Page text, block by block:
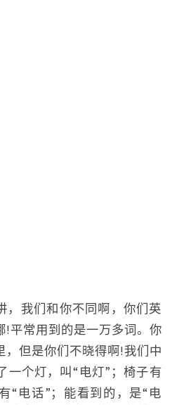
，我们和你不同啊，你们英
!平常用到的是一万多词。你
，但是你们不晓得啊!我们中
一个灯，叫“电灯”；椅子有
“电话”；能看到的，是“电